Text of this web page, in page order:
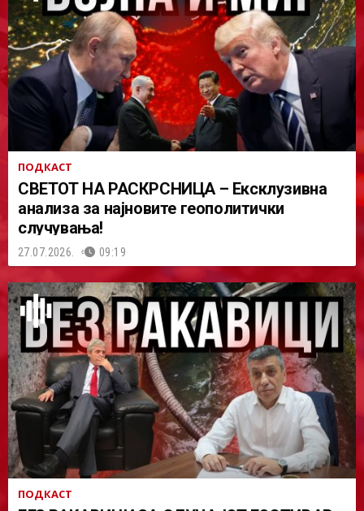
ПОДКАСТ
СВЕТОТ НА РАСКРСНИЦА – Ексклузивна
анализа за најновите геополитички
случувања!
27.07.2026. 09:19
ПОДКАСТ